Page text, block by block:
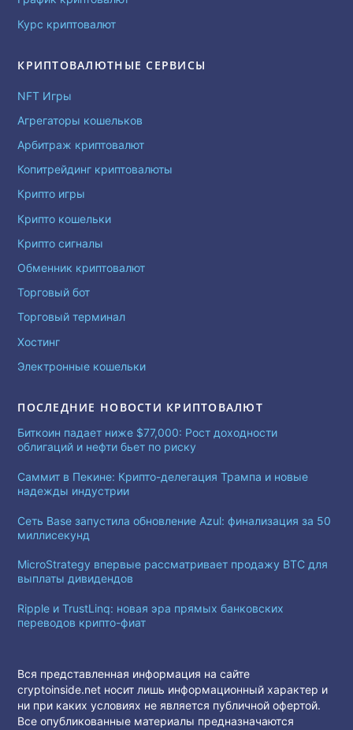
Курс криптовалют
КРИПТОВАЛЮТНЫЕ СЕРВИСЫ
NFT Игры
Агрегаторы кошельков
Арбитраж криптовалют
Копитрейдинг криптовалюты
Крипто игры
Крипто кошельки
Крипто сигналы
Обменник криптовалют
Торговый бот
Торговый терминал
Хостинг
Электронные кошельки
ПОСЛЕДНИЕ НОВОСТИ КРИПТОВАЛЮТ
Биткоин падает ниже $77,000: Рост доходности
облигаций и нефти бьет по риску
Саммит в Пекине: Крипто-делегация Трампа и новые
надежды индустрии
Сеть Base запустила обновление Azul: финализация за 50
миллисекунд
MicroStrategy впервые рассматривает продажу BTC для
выплаты дивидендов
Ripple и TrustLinq: новая эра прямых банковских
переводов крипто-фиат
Вся представленная информация на сайте
cryptoinside.net носит лишь информационный характер и
ни при каких условиях не является публичной офертой.
Все опубликованные материалы предназначаются